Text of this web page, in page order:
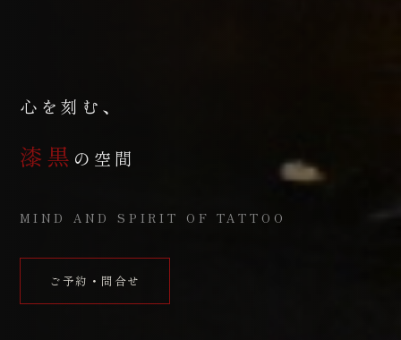
心を刻む、
漆黒 の空間
MIND AND SPIRIT OF TATTOO
ご予約・問合せ